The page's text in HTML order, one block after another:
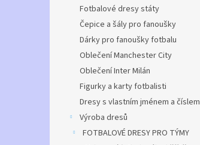
Fotbalové dresy státy
Čepice a šály pro fanoušky
Dárky pro fanoušky fotbalu
Oblečení Manchester City
Oblečení Inter Milán
Figurky a karty fotbalisti
Dresy s vlastním jménem a číslem
Výroba dresů
FOTBALOVÉ DRESY PRO TÝMY